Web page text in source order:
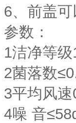
6、前盖
参数：
1洁净等
2菌落数
3平均风
4噪 音